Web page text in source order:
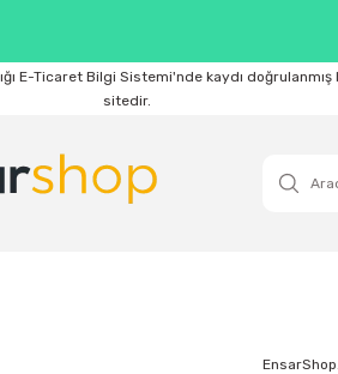
E-Ticaret Bilgi Sistemi'nde kaydı doğrulanmış
sitedir.